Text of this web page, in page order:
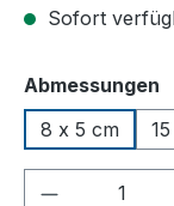
Sofort
Abmessungen
8 x 5 cm
Produkt